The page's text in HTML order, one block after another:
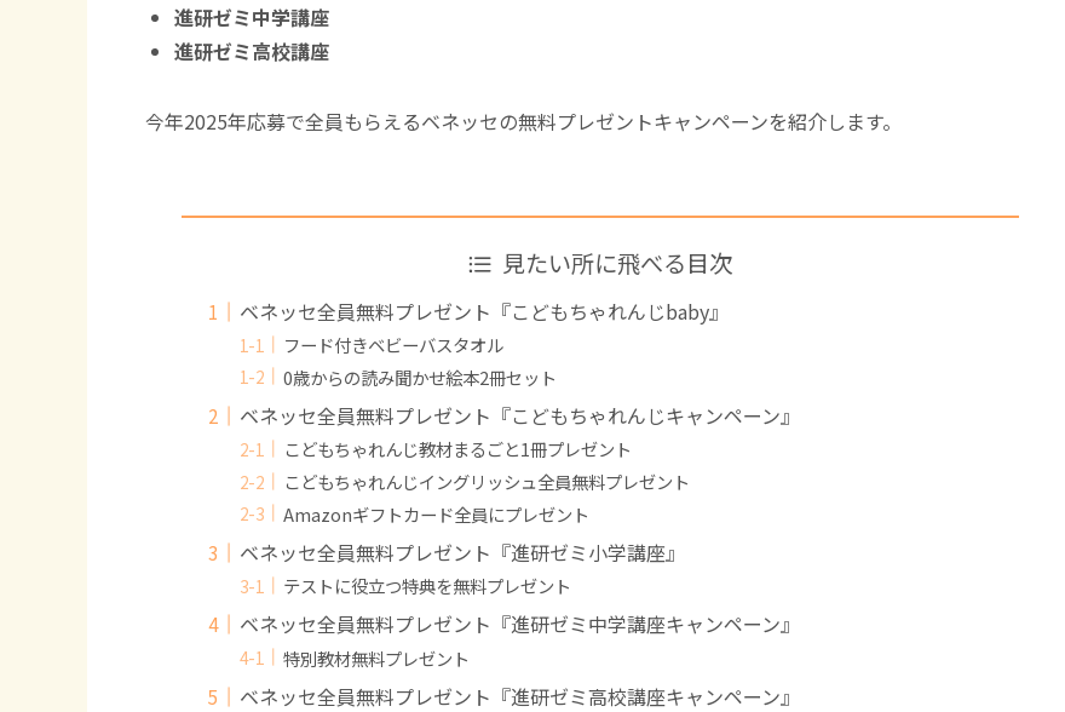
進研ゼミ中学講座
進研ゼミ高校講座
今年2025年応募で全員もらえるベネッセの無料プレゼントキャンペーンを紹介します。
見たい所に飛べる目次
ベネッセ全員無料プレゼント『こどもちゃれんじbaby』
フード付きベビーバスタオル
0歳からの読み聞かせ絵本2冊セット
ベネッセ全員無料プレゼント『こどもちゃれんじキャンペーン』
こどもちゃれんじ教材まるごと1冊プレゼント
こどもちゃれんじイングリッシュ全員無料プレゼント
Amazonギフトカード全員にプレゼント
ベネッセ全員無料プレゼント『進研ゼミ小学講座』
テストに役立つ特典を無料プレゼント
ベネッセ全員無料プレゼント『進研ゼミ中学講座キャンペーン』
特別教材無料プレゼント
ベネッセ全員無料プレゼント『進研ゼミ高校講座キャンペーン』